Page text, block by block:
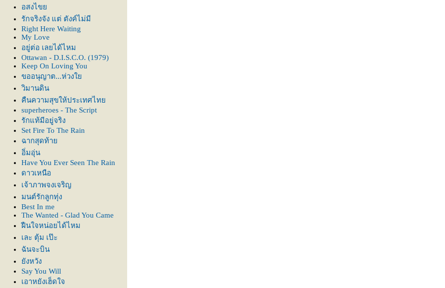
อสงไข
รักจริงจัง แต่ ตังค์ไม่มี
Right Here Waiting
My Love
อยู่ต่อ เลยได้ไหม
Ottawan - D.I.S.C.O. (1979)
Keep On Loving You
ขออนุญาต...ห่วง
วิมานดิน
คืนความสุขให้ประเทศไท
superheroes - The Script
รักแท้มีอยู่จริง
Set Fire To The Rain
ฉากสุดท้า
อิ่มอุ่น
Have You Ever Seen The Rain
ดาวเหนือ
เจ้าภาพจงเจริญ
มนต์รักลูกทุ่ง
Best In me
The Wanted - Glad You Came
ฝืนใจหน่อยได้ไหม
เละ ตุ้ม เป๊ะ
ฉันจะบิน
ังหวัง
Say You Will
เอาหยังเฮ็ดใจ